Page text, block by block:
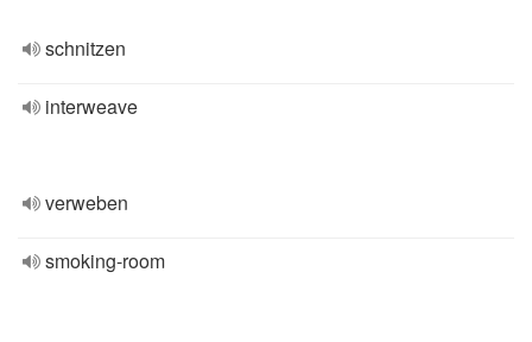
schnitzen
interweave
verweben
smoking-room